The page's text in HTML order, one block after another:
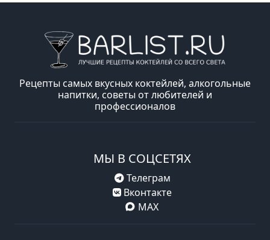
Рецепты самых вкусных коктейлей, алкогольные
напитки, советы от любителей и
профессионалов
МЫ В СОЦСЕТЯХ
Телеграм
Вконтакте
MAX